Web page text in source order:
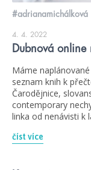
#adrianamichálková
4. 4. 2022
Dubnová online
Máme
seznam knih k
Čarodějnice,
contemporary
linka od nenávisti k
číst více